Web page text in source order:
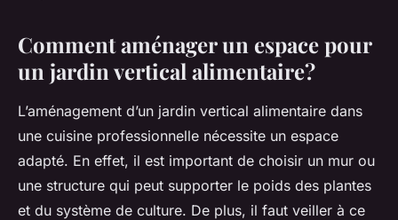
Comment aménager un espace pour
un jardin vertical alimentaire?
L’aménagement d’un jardin vertical alimentaire dans
une cuisine professionnelle nécessite un espace
adapté. En effet, il est important de choisir un mur ou
une structure qui peut supporter le poids des plantes
et du système de culture. De plus, il faut veiller à ce